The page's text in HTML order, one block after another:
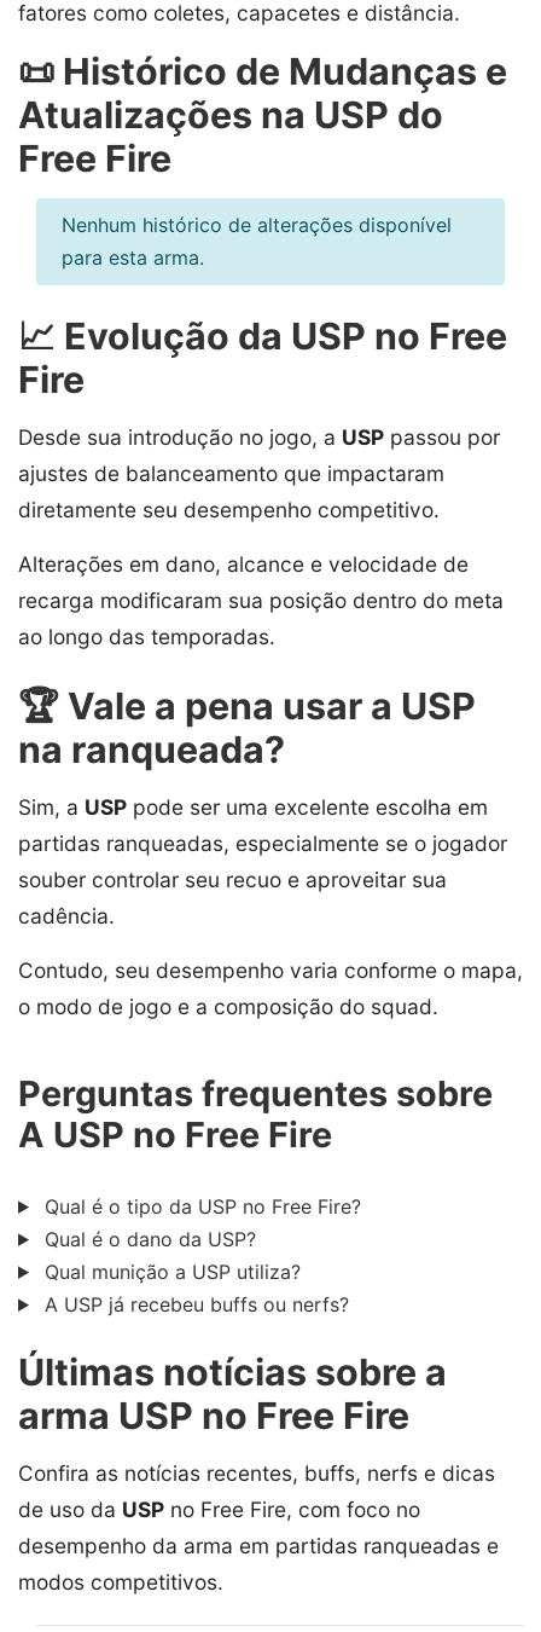
fatores como coletes, capacetes e distância.
📜 Histórico de Mudanças e
Atualizações na USP do
Free Fire
Nenhum histórico de alterações disponível
para esta arma.
📈 Evolução da USP no Free
Fire
Desde sua introdução no jogo, a USP passou por
ajustes de balanceamento que impactaram
diretamente seu desempenho competitivo.
Alterações em dano, alcance e velocidade de
recarga modificaram sua posição dentro do meta
ao longo das temporadas.
🏆 Vale a pena usar a USP
na ranqueada?
Sim, a USP pode ser uma excelente escolha em
partidas ranqueadas, especialmente se o jogador
souber controlar seu recuo e aproveitar sua
cadência.
Contudo, seu desempenho varia conforme o mapa,
o modo de jogo e a composição do squad.
Perguntas frequentes sobre
A USP no Free Fire
Qual é o tipo da USP no Free Fire?
Qual é o dano da USP?
Qual munição a USP utiliza?
A USP já recebeu buffs ou nerfs?
Últimas notícias sobre a
arma USP no Free Fire
Confira as notícias recentes, buffs, nerfs e dicas
de uso da USP no Free Fire, com foco no
desempenho da arma em partidas ranqueadas e
modos competitivos.